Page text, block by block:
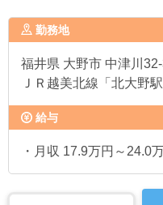
勤務地
福井県 大野市 中津川
ＪＲ越美北線「北大野
給与
・月収 17.9万円～24.0